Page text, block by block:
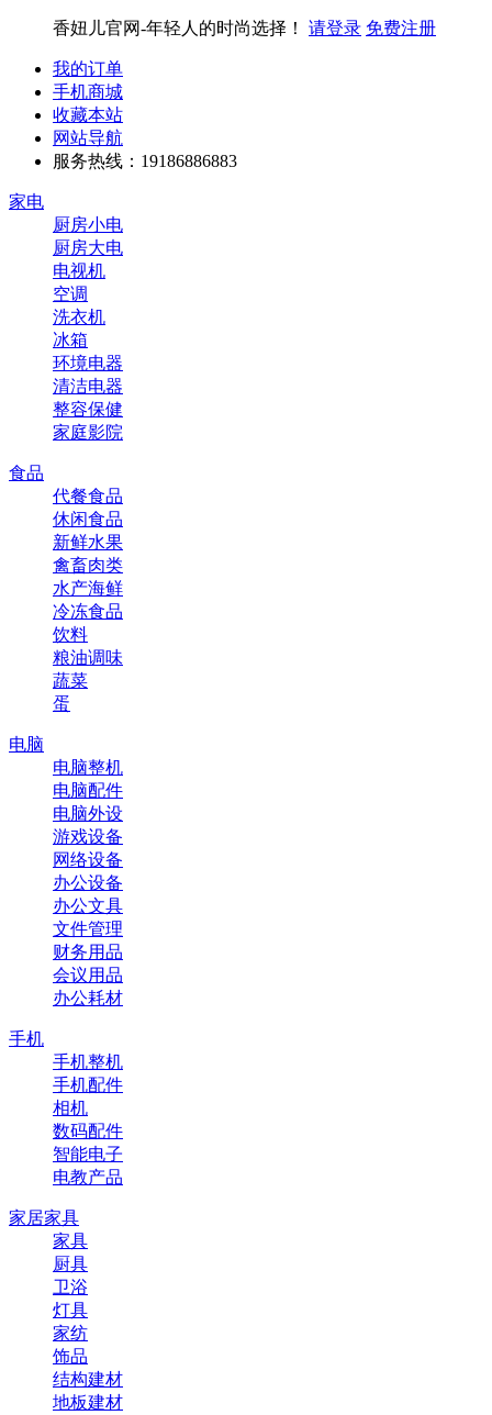
香妞儿官网-年轻人的时尚选择！ 请登录 免费注册
我的订单
手机商城
收藏本站
网站导航
服务热线：19186886883
家电
厨房小电
厨房大电
电视机
空调
洗衣机
冰箱
环境电器
清洁电器
整容保健
家庭影院
食品
代餐食品
休闲食品
新鲜水果
禽畜肉类
水产海鲜
冷冻食品
饮料
粮油调味
蔬菜
蛋
电脑
电脑整机
电脑配件
电脑外设
游戏设备
网络设备
办公设备
办公文具
文件管理
财务用品
会议用品
办公耗材
手机
手机整机
手机配件
相机
数码配件
智能电子
电教产品
家居家具
家具
厨具
卫浴
灯具
家纺
饰品
结构建材
地板建材